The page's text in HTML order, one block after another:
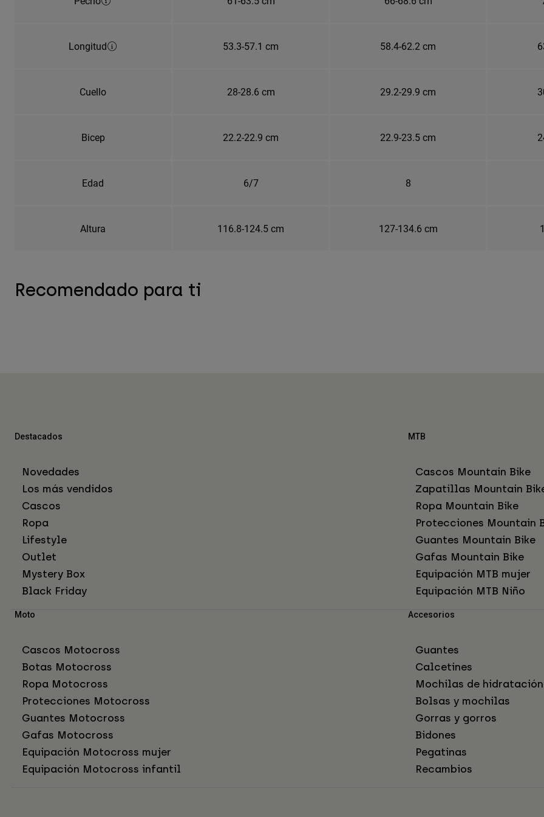
Longitud 53.3-57.1 cm 58.4-62.2 cm
Cuello 28-28.6 cm 29.2-29.9 cm
Bicep 22.2-22.9 cm 22.9-23.5 cm
Edad 6/7 8
Altura 116.8-124.5 cm 127-134.6 cm
Recomendado para ti
Destacados
Novedades
Los más vendidos
Cascos
Ropa
Lifestyle
Outlet
Mystery Box
Black Friday
MTB
Cascos Mountain Bike
Zapatillas Mountain
Ropa Mountain Bike
Protecciones Mountain
Guantes Mountain Bike
Gafas Mountain Bike
Equipación MTB mujer
Equipación MTB Niño
Moto
Cascos Motocross
Botas Motocross
Ropa Motocross
Protecciones Motocross
Guantes Motocross
Gafas Motocross
Equipación Motocross mujer
Equipación Motocross infantil
Accesorios
Guantes
Calcetines
Mochilas de hidratación
Bolsas y mochilas
Gorras y gorros
Bidones
Pegatinas
Recambios